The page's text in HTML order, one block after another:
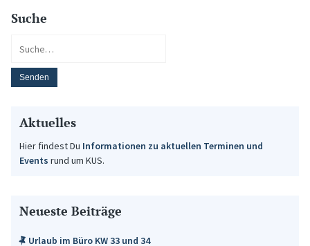
Suche
Aktuelles
Hier findest Du Informationen zu aktuellen Terminen und
Events rund um KUS.
Neueste Beiträge
Urlaub im Büro KW 33 und 34